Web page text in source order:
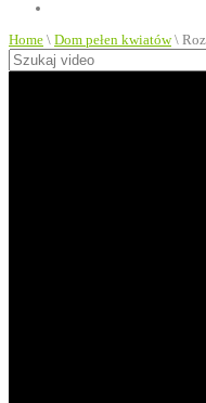
Home \ Dom pełen kwiatów\